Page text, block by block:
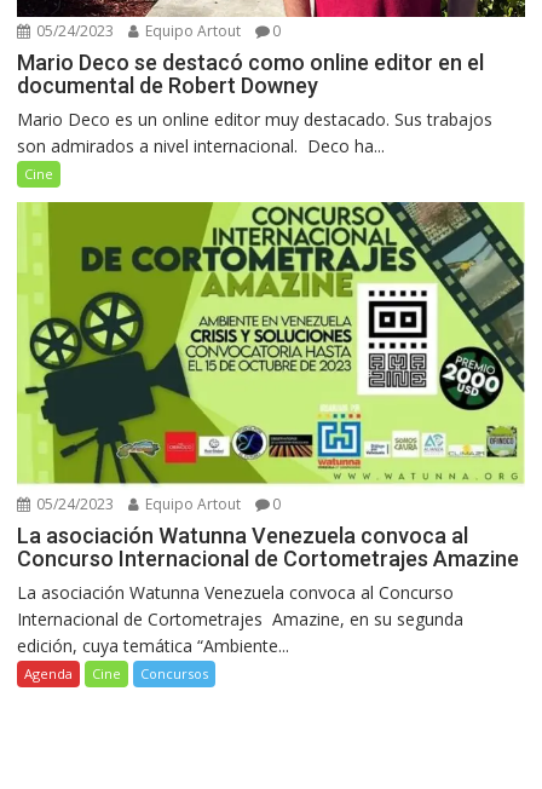
05/24/2023 Equipo Artout 0
Mario Deco se destacó como online editor en el
documental de Robert Downey
Mario Deco es un online editor muy destacado. Sus trabajos
son admirados a nivel internacional. Deco ha...
Cine
05/24/2023 Equipo Artout 0
La asociación Watunna Venezuela convoca al
Concurso Internacional de Cortometrajes Amazine
La asociación Watunna Venezuela convoca al Concurso
Internacional de Cortometrajes Amazine, en su segunda
edición, cuya temática “Ambiente...
Agenda Cine Concursos